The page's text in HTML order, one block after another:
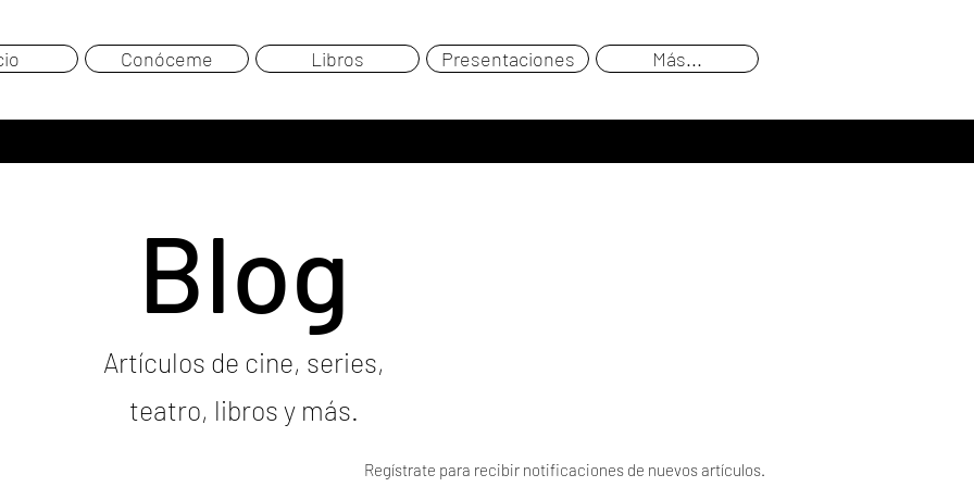
Conóceme Libros Presentaciones Más...
Blog
Artículos de cine, series,
teatro, libros y más.
Regístrate para recibir notificaciones de nuevos artículos.